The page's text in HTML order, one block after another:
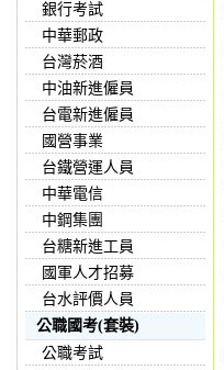
銀行考試
中華郵政
台灣菸酒
中油新進僱員
台電新進僱員
國營事業
台鐵營運人員
中華電信
中鋼集團
台糖新進工員
國軍人才招募
台水評價人員
公職國考(套裝)
公職考試